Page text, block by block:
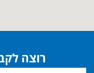
רוצה